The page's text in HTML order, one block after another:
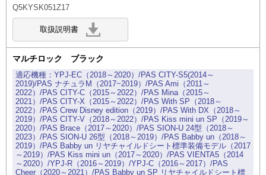
Q5KYSK051Z17
マルチロック ブラック
YPJ-EC（2018～2020）/PAS CITY-S5(2014～
2019)/PAS ナチュラM（2017~2019）/PAS Ami（2011～
2022）/PAS CITY-C（2015～2022）/PAS Mina（2015～
2021）/PAS CITY-X（2015～2022）/PAS With SP（2018～
2022）/PAS Crew Disney edition（2019）/PAS With DX（2018～
2019）/PAS CITY-V（2018～2022）/PAS Kiss mini un SP（2019～
2020）/PAS Brace（2017～2020）/PAS SION-U 24型（2018～
2023）/PAS SION-U 26型（2018～2019）/PAS Babby un（2018～
2019）/PAS Babby un リヤチャイルドシート標準装備モデル（2017
～2019）/PAS Kiss mini un（2017～2020）/PAS VIENTA5（2014
～2020）/YPJ-R（2016～2019）/YPJ-C（2016～2017）/PAS
Cheer（2020～2021）/PAS Babby un SP リヤチャイルドシート標